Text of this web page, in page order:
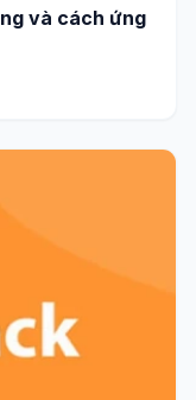
và cách ứng